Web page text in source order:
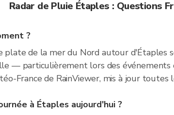
Radar de Pluie Étaples : Questions
?
plate de la mer du Nord autour d'Étaples
— particulièrement lors des
France de RainViewer, mis à jour
à Étaples aujourd'hui ?